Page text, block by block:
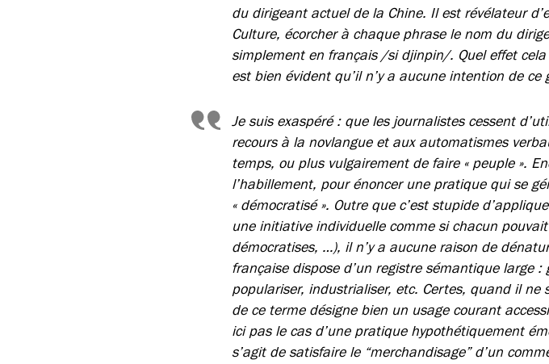
du dirigeant actuel de la Chine. Il est révélateur
Culture, écorcher à chaque phrase le nom du
simplement en français /si djinpin/. Quel effet
est bien évident qu’il n’y a aucune intention de ce
Je suis exaspéré : que les journalistes cessent
recours à la novlangue et aux automatismes
temps, ou plus vulgairement de faire « peuple ».
l’habillement, pour énoncer une pratique qui se
« démocratisé ». Outre que c’est stupide
une initiative individuelle comme si chacun
démocratises, …), il n’y a aucune raison de
française dispose d’un registre sémantique large :
populariser, industrialiser, etc. Certes, quand il ne
de ce terme désigne bien un usage courant
ici pas le cas d’une pratique hypothétiquement
s’agit de satisfaire le “merchandisage” d’un